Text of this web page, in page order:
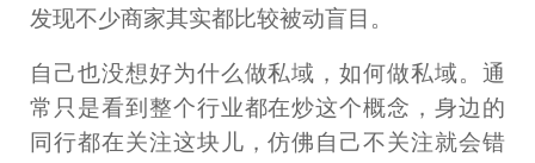
发现不少商家其实都比较被动盲目。
自己也没想好为什么做私域，如何做私域。通
常只是看到整个行业都在炒这个概念，身边的
同行都在关注这块儿，仿佛自己不关注就会错